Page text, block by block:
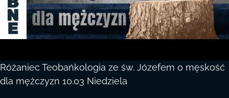
Różaniec Teobańkologia ze św. Józefem o męskość
dla mężczyzn 10.03 Niedziela